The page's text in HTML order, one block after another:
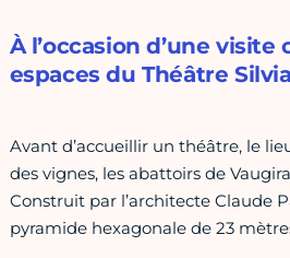
À l’occasion d’une
espaces du Théâtre
Avant d’accueillir un théâtre, le
des vignes, les abattoirs de
Construit par l’architecte Claude
pyramide hexagonale de 23